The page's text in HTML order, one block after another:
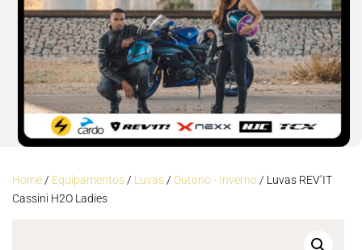
Home/ Equipamentos/ Luvas/ Outono - Inverno / Luvas REV’IT
Cassini H2O Ladies